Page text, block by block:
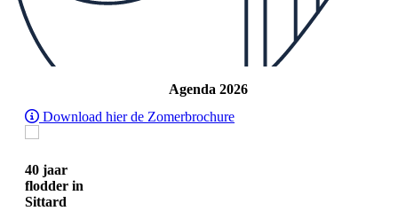
Agenda 2026
Download hier de Zomerbrochure
40 jaar
flodder in
Sittard